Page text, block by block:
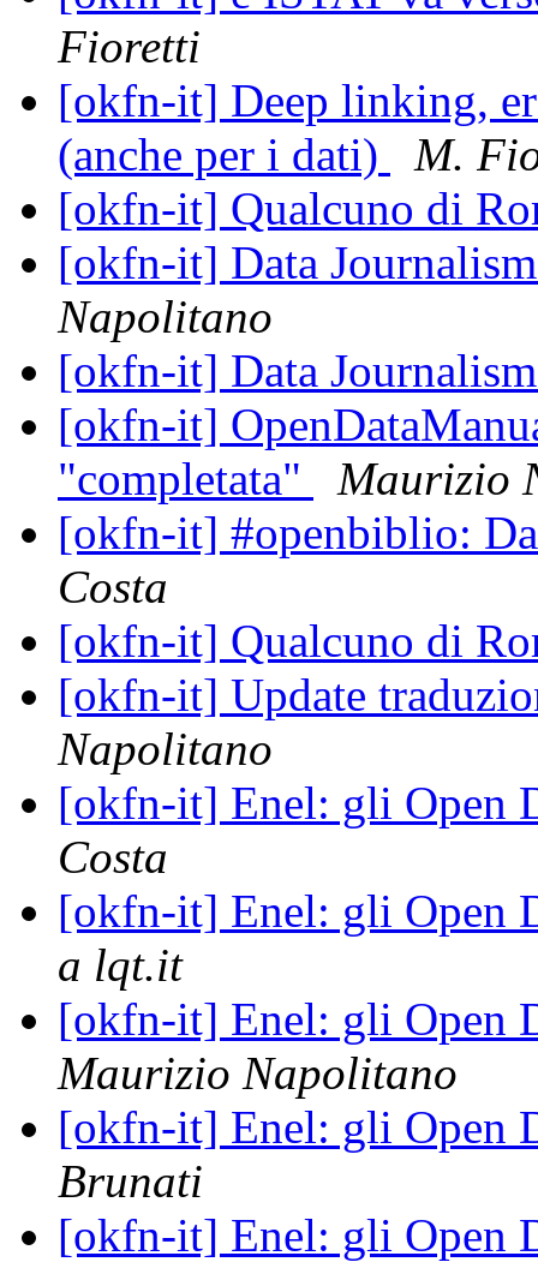
Fioretti
[okfn-it] Deep linking,
(anche per i dati)
M.
[okfn-it] Qualcuno di
[okfn-it] Data
Napolitano
[okfn-it] Data
[okfn-it]
"completata"
Maurizio
[okfn-it] #openbiblio:
Costa
[okfn-it] Qualcuno di
[okfn-it] Update
Napolitano
[okfn-it] Enel: gli Open
Costa
[okfn-it] Enel: gli Open
a lqt.it
[okfn-it] Enel: gli Open
Maurizio Napolitano
[okfn-it] Enel: gli Open
Brunati
[okfn-it] Enel: gli Open